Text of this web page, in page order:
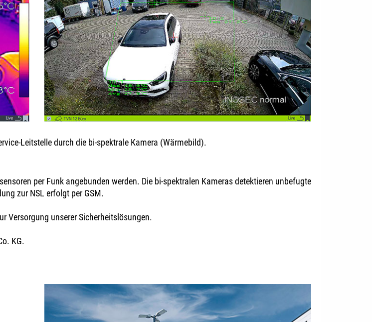
Leitstelle durch die bi-spektrale Kamera (Wärmebild).
per Funk angebunden werden. Die bi-spektralen Kameras detektieren unbefugte
zur NSL erfolgt per GSM.
Versorgung unserer Sicherheitslösungen.
KG.